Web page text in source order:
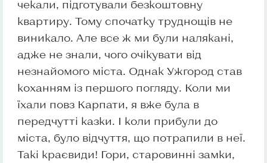
чекали, підготували безкоштовну
квартиру. Тому спочатку труднощів не
виникало. Але все ж ми були налякані,
адже не знали, чого очікувати від
незнайомого міста. Однак Ужгород став
коханням із першого погляду. Коли ми
їхали повз Карпати, я вже була в
передчутті казки. І коли прибули до
міста, було відчуття, що потрапили в неї.
Такі краєвиди! Гори, старовинні замки,